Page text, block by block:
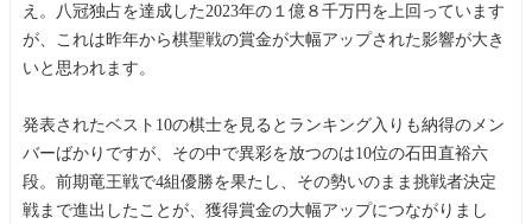
え。八冠独占を達成した2023年の１億８千万円を上回っています
が、これは昨年から棋聖戦の賞金が大幅アップされた影響が大き
いと思われます。
発表されたベスト10の棋士を見るとランキング入りも納得のメン
バーばかりですが、その中で異彩を放つのは10位の石田直裕六
段。前期竜王戦で4組優勝を果たし、その勢いのまま挑戦者決定
戦まで進出したことが、獲得賞金の大幅アップにつながりまし